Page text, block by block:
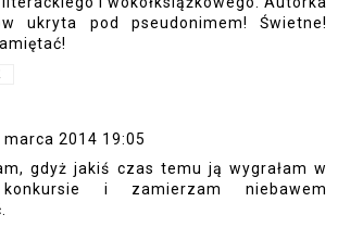
ukryta pod pseudonimem! Świetne!
marca 2014 19:05
gdyż jakiś czas temu ją wygrałam w
i zamierzam niebawem